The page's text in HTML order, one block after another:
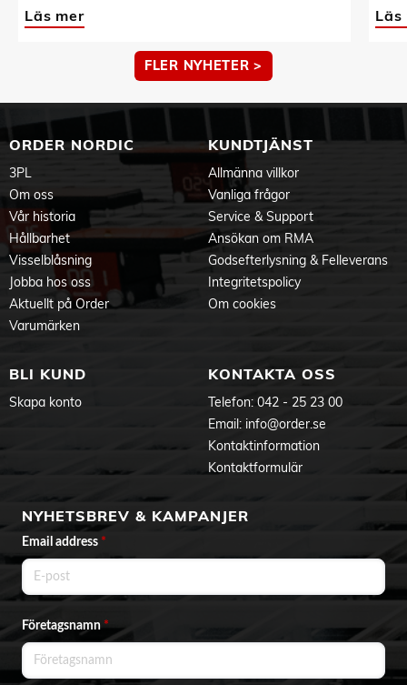
Läs mer Läs
FLER NYHETER >
ORDER NORDIC
3PL
Om oss
Vår historia
Hållbarhet
Visselblåsning
Jobba hos oss
Aktuellt på Order
Varumärken
KUNDTJÄNST
Allmänna villkor
Vanliga frågor
Service & Support
Ansökan om RMA
Godsefterlysning & Felleverans
Integritetspolicy
Om cookies
BLI KUND
Skapa konto
KONTAKTA OSS
Telefon: 042 - 25 23 00
Email: info@order.se
Kontaktinformation
Kontaktformulär
NYHETSBREV & KAMPANJER
Email address *
Företagsnamn*